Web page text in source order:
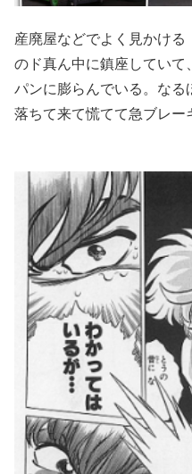
産廃屋などでよく見かけ
のド真ん中に鎮座していて
パンに膨らんでいる。なる
落ちて来て慌てて急ブレー